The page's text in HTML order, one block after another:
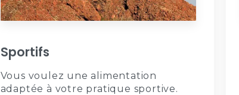
Sportifs
Vous voulez une alimentation
adaptée à votre pratique sportive.